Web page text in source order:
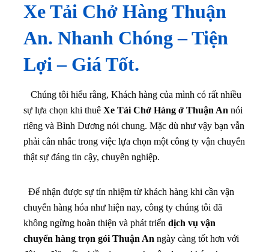
Xe Tải Chở Hàng Thuận
An. Nhanh Chóng – Tiện
Lợi – Giá Tốt.
Chúng tôi hiểu rằng, Khách hàng của mình có rất nhiều
sự lựa chọn khi thuê Xe Tải Chở Hàng ở Thuận An nói
riêng và Bình Dương nói chung. Mặc dù như vậy bạn vẫn
phải cân nhắc trong việc lựa chọn một công ty vận chuyển
thật sự đáng tin cậy, chuyên nghiệp.
Để nhận được sự tín nhiệm từ khách hàng khi cần vận
chuyển hàng hóa như hiện nay, công ty chúng tôi đã
không ngừng hoàn thiện và phát triển dịch vụ vận
chuyển hàng trọn gói Thuận An ngày càng tốt hơn với